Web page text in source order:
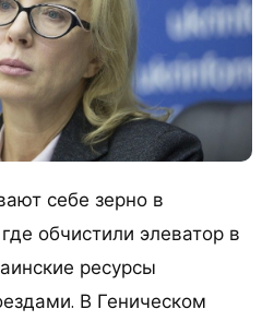
себе зерно в
обчистили элеватор в
ресурсы
В Геническом